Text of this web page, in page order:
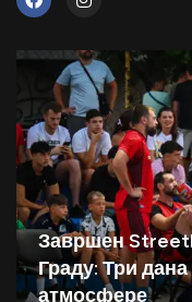
Завршен
Граду: Три
атмосфере